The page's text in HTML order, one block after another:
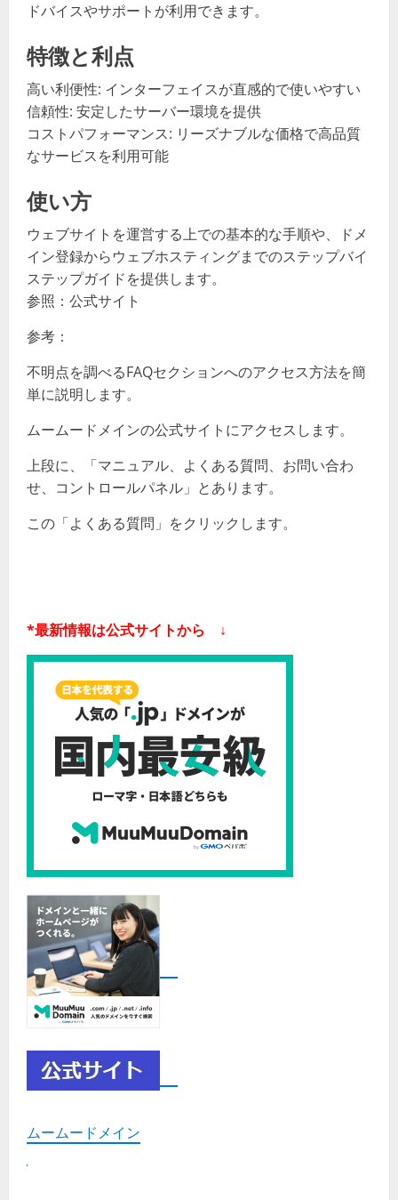
ドバイスやサポートが利用できます。
特徴と利点
高い利便性: インターフェイスが直感的で使いやすい
信頼性: 安定したサーバー環境を提供
コストパフォーマンス: リーズナブルな価格で高品質
なサービスを利用可能
使い方
ウェブサイトを運営する上での基本的な手順や、ドメ
イン登録からウェブホスティングまでのステップバイ
ステップガイドを提供します。
参照：公式サイト
参考：
不明点を調べるFAQセクションへのアクセス方法を簡
単に説明します。
ムームードメインの公式サイトにアクセスします。
上段に、「マニュアル、よくある質問、お問い合わ
せ、コントロールパネル」とあります。
この「よくある質問」をクリックします。
*最新情報は公式サイトから ↓
ムームードメイン